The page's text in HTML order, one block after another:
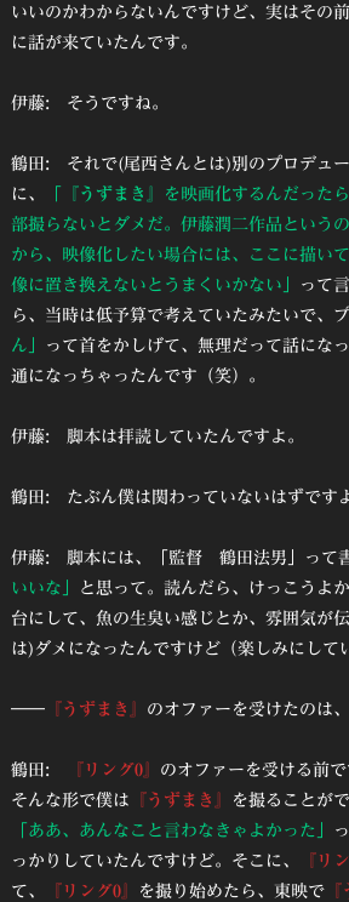
いいのかわからないんですけど、実はその
に話が来ていたんです。
伊藤: そうですね。
鶴田: それで(尾西さんとは)別のプロデュ
に、
『うずまき』
を映画化するんだった
部撮らないとダメだ。伊藤潤二作品という
から、映像化したい場合には、ここに描い
像に置き換えないとうまくいかない」
って
ら、当時は低予算で考えていたみたいで、
ん」
って首をかしげて、無理だって話にな
通になっちゃったんです（笑）。
伊藤: 脚本は拝読していたんですよ。
鶴田: たぶん僕は関わっていないはずですよ
伊藤: 脚本には、「監督 鶴田法男」って書
いいな」
と思って。読んだら、けっこうよ
台にして、魚の生臭い感じとか、雰囲気が
は)ダメになったんですけど（楽しみにして
――『うずまき』 のオファーを受けたのは
鶴田: 『リング0』 のオファーを受ける前で
そんな形で僕は 『うずまき』
を撮ることが
「ああ、あんなこと言わなきゃよかった」
っかりしていたんですけど。そこに、
『リ
て、
『リング0』 を撮り始めたら、東映で『